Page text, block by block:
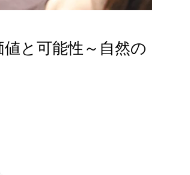
と可能性～自然の